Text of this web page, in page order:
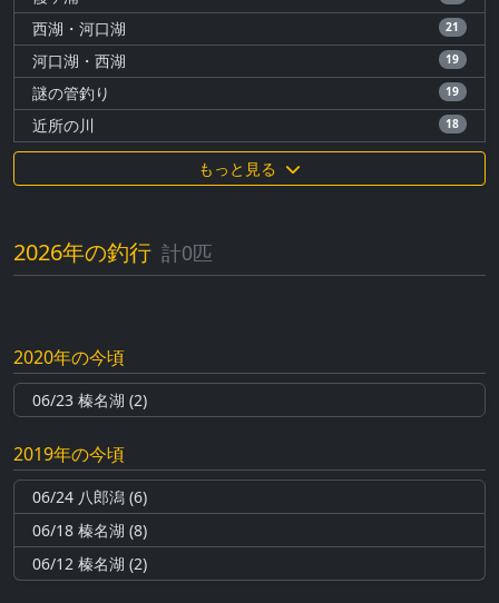
西湖・河口湖 21
河口湖・西湖 19
謎の管釣り 19
近所の川 18
もっと見る
2026年の釣行 計0匹
2020年の今頃
06/23 榛名湖 (2)
2019年の今頃
06/24 八郎潟 (6)
06/18 榛名湖 (8)
06/12 榛名湖 (2)